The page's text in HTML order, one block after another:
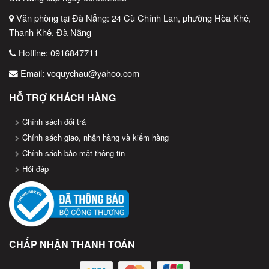
Bảo quản decalnơi khô ráo, tránh ánh nắng trực tiếp và độ ẩm
cao.
5. Kết luận
Giấy decal thường 3 tem 25x22x50m là lựa chọn kinh tế và hiệu
khả năng ứng dụng linh hoạt, dễ sử dụng và chi phí hợp lý, sản
phẩm này là một phần không thể thiếu trong hoạt động quản lý và
bán hàng của nhiều doanh nghiệp hiện nay. Nếu bạn đang tìm
kiếm giải pháp in tem nhãn tiết kiệm nhưng vẫn đảm bảo chất
lượng, đây chính là lựa chọn đáng cân nhắc.
Văn phòng tại Đà Nẵng: 24 Cù Chính Lan, phường Hòa Khê,
Thanh Khê, Đà Nẵng
Hotline: 0916847711
Email: voquychau@yahoo.com
HỖ TRỢ KHÁCH HÀNG
Chính sách đổi trả
Chính sách giao, nhận hàng và kiểm hàng
Chính sách bảo mật thông tin
Hỏi đáp
CHẤP NHẬN THANH TOÁN